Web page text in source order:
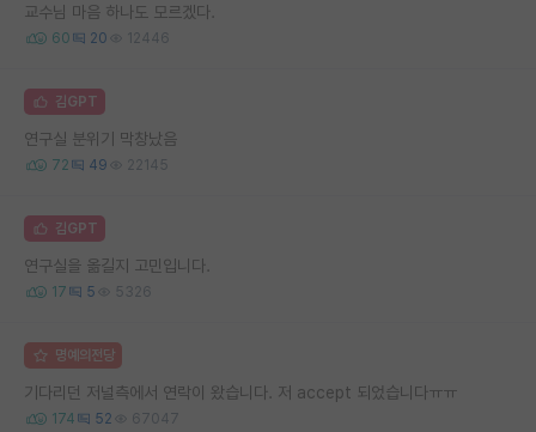
교수님 마음 하나도 모르겠다.
60 20 12446
김GPT
연구실 분위기 막창났음
72 49 22145
김GPT
연구실을 옮길지 고민입니다.
17 5 5326
명예의전당
기다리던 저널측에서 연락이 왔습니다. 저 accept 되었습니다ㅠㅠ
174 52 67047